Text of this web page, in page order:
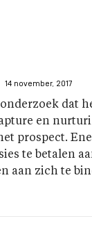
14 november, 2017
dat
en
prospect.
te betalen
aan zich te